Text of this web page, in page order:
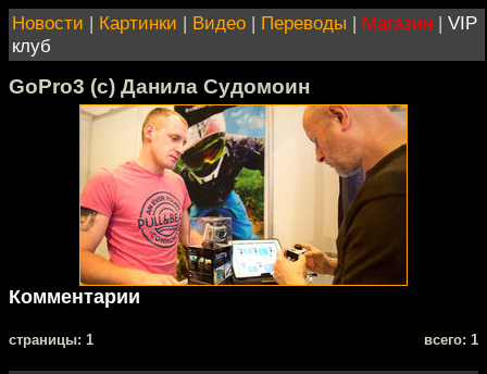
Новости | Картинки | Видео | Переводы | Магазин | VIP
клуб
GoPro3 (с) Данила Судомоин
Комментарии
cтраницы: 1 всего: 1